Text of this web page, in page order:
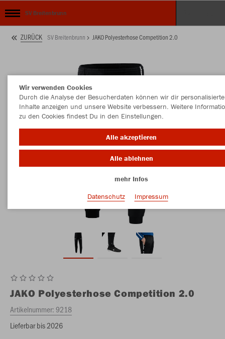
SV Breitenbrunn
ZURÜCK SV Breitenbrunn JAKO Polyesterhose Competition 2.0
JAKO Polyesterhose Competition 2.0
Artikelnummer:9218
Lieferbar bis 2026
Wir verwenden Cookies
Durch die Analyse der Besucherdaten können wir dir personalisierte
Inhalte anzeigen und unsere Website verbessern. Weitere
zu den Cookies findest Du in den Einstellungen.
Alle akzeptieren
Alle ablehnen
mehr Infos
Datenschutz
Impressum